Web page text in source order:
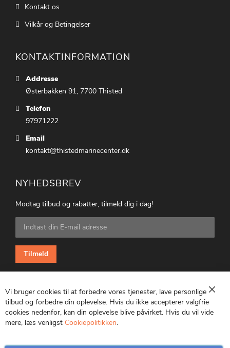
Kontakt os
Vilkår og Betingelser
KONTAKTINFORMATION
Addresse
Østerbakken 91, 7700 Thisted
Telefon
97971222
Email
kontakt@thistedmarinecenter.dk
NYHEDSBREV
Modtag tilbud og rabatter, tilmeld dig i dag!
Tilmeld
dig
vores
nyhedsbrev:
Tilmeld
CVR: 25847369
Luk
Vi bruger cookies til at forbedre vores tjenester, lave personlige
tilbud og forbedre din oplevelse. Hvis du ikke accepterer valgfrie
cookies nedenfor, kan din oplevelse blive påvirket. Hvis du vil vide
mere, læs venligst Cookiepolitikken.